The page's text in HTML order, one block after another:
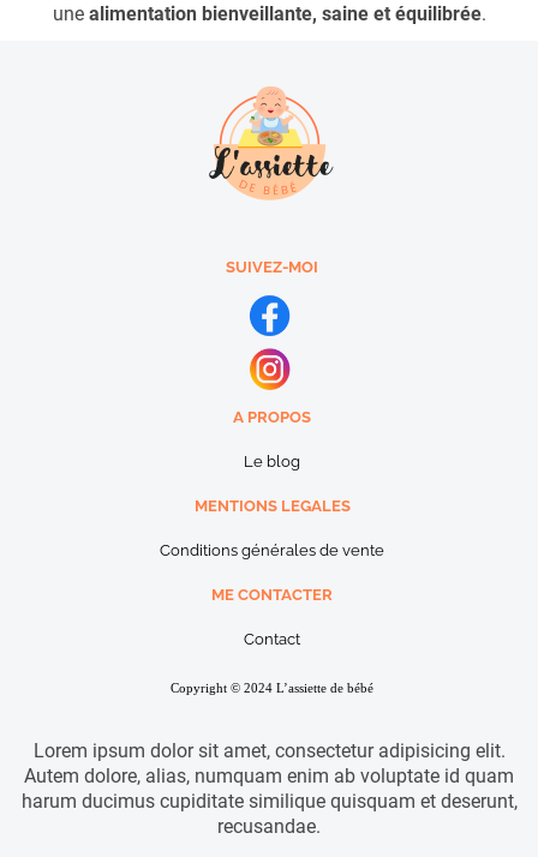
une alimentation bienveillante, saine et équilibrée.
SUIVEZ-MOI
A PROPOS
Le blog
MENTIONS LEGALES
Conditions générales de vente
ME CONTACTER
Contact
Copyright © 2024 L’assiette de bébé
Lorem ipsum dolor sit amet, consectetur adipisicing elit.
Autem dolore, alias, numquam enim ab voluptate id quam
harum ducimus cupiditate similique quisquam et deserunt,
recusandae.